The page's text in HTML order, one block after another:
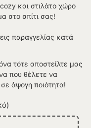
και στιλάτο χώρο
στο σπίτι σας!
παραγγελίας κατά
τότε αποστείλτε μας
που θέλετε να
άψογη ποιότητα!